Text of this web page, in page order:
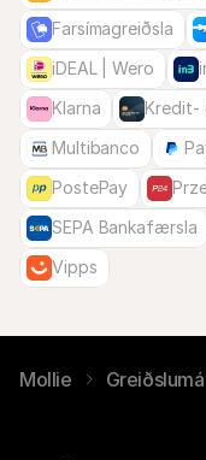
Farsímagreiðsla
iDEAL | Wero
Klarna
Kredit-
Multibanco
PostePay
SEPA Bankafærsla
Vipps
Mollie